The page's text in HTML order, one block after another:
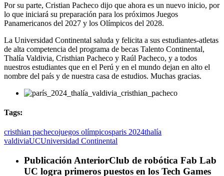
Por su parte, Cristian Pacheco dijo que ahora es un nuevo inicio, por
lo que iniciará su preparación para los próximos Juegos
Panamericanos del 2027 y los Olímpicos del 2028.
La Universidad Continental saluda y felicita a sus estudiantes-atletas
de alta competencia del programa de becas Talento Continental,
Thalía Valdivia, Cristhian Pacheco y Raúl Pacheco, y a todos
nuestros estudiantes que en el Perú y en el mundo dejan en alto el
nombre del país y de nuestra casa de estudios. Muchas gracias.
Tags:
cristhian pachecojuegos olímpicosparis 2024thalía
valdiviaUCUniversidad Continental
Publicación AnteriorClub de robótica Fab Lab
UC logra primeros puestos en los Tech Games